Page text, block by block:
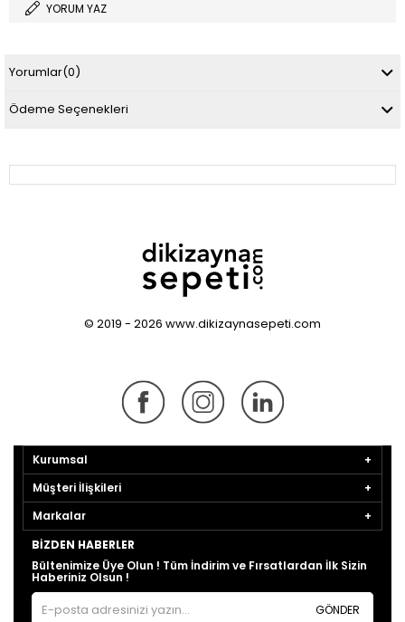
YORUM YAZ
Yorumlar(0)
Ödeme Seçenekleri
© 2019 - 2026 www.dikizaynasepeti.com
Kurumsal
Müşteri İlişkileri
Markalar
BIZDEN HABERLER
Bültenimize Üye Olun ! Tüm İndirim ve Fırsatlardan İlk Sizin
Haberiniz Olsun !
GÖNDER